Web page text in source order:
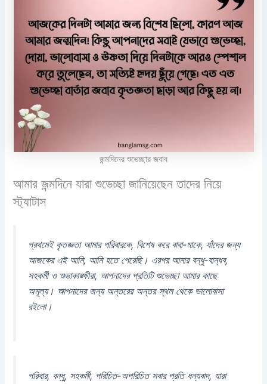
জন্মদিনের শুভেচ্ছার জবাব
আমার জন্মদিনে যারা শুভেচ্ছা জানিয়েছেন তাদের নিয়ে
স্ট্যাটাস
প্রথমেই কৃতজ্ঞতা আমার পরিবারকে, বিশেষ করে বাবা-মাকে, যাঁদের জন্য
আজকের এই আমি, আমি হতে পেরেছি। এরপর আমার বন্ধু-বান্ধব,
সহকর্মী ও শুভাকাঙ্ক্ষীরা, আপনাদের প্রতিটি শুভেচ্ছা আমার কাছে
অমূল্য। আপনাদের জন্য অন্তরের অন্তর স্থল থেকে ভালোবাসা
রইলো।
পরিবার, বন্ধু, সহকর্মী, পরিচিত-অপরিচিত সবার প্রতি ধন্যবাদ, যারা